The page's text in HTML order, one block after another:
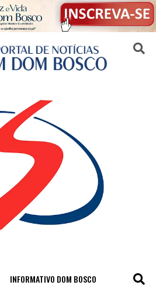
INFORMATIVO DOM BOSCO
tagged "receita"
versão mobile